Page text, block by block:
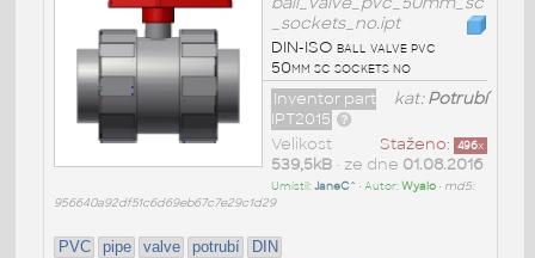
_sockets_no.ipt
DIN-ISO ball valve pvc
50mm sc sockets no
kat:Potrubí
Inventor part
IPT2015
Staženo: 496x
Velikost
539,5kB• ze dne 01.08.2016
Umístil:JaneC^ • Autor:Wyalo• md5:
956640a92df51c6d69eb67c7e29c1d29
PVC pipe valve potrubí DIN